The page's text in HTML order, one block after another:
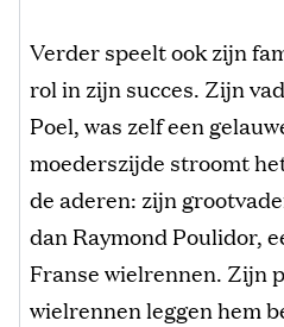
Verder speelt ook zijn
rol in zijn succes. Zijn
Poel, was zelf een
moederszijde stroomt
de aderen: zijn
dan Raymond Poulidor,
Franse wielrennen. Zijn
wielrennen leggen hem